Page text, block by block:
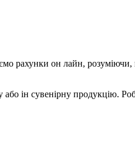
рахунки он лайн,
ін сувенірну продукцію.